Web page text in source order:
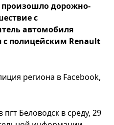
произошло дорожно-
с
автомобиля
с полицейским Renault
региона в Facebook,
Беловодск в среду, 29